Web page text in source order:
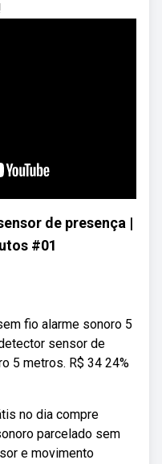
de presença |
#01
fio alarme sonoro 5
sensor de
5 metros. R$ 34 24%
no dia compre
parcelado sem
e movimento